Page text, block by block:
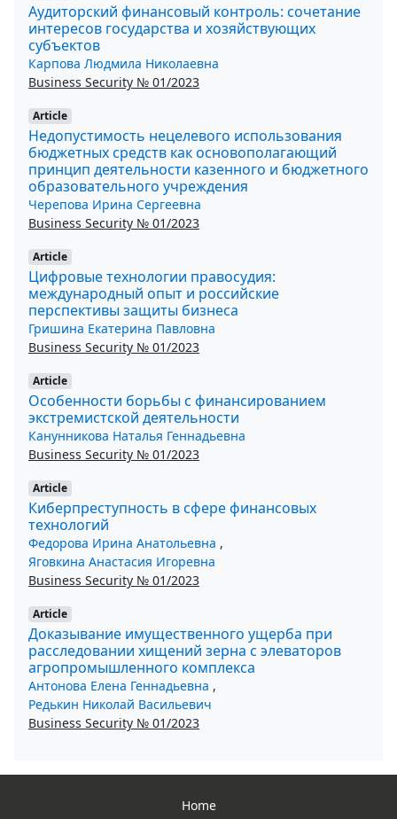
Аудиторский финансовый контроль: сочетание
интересов государства и хозяйствующих
субъектов
Карпова Людмила Николаевна
Business Security № 01/2023
Article
Недопустимость нецелевого использования
бюджетных средств как основополагающий
принцип деятельности казенного и бюджетного
образовательного учреждения
Черепова Ирина Сергеевна
Business Security № 01/2023
Article
Цифровые технологии правосудия:
международный опыт и российские
перспективы защиты бизнеса
Гришина Екатерина Павловна
Business Security № 01/2023
Article
Особенности борьбы с финансированием
экстремистской деятельности
Канунникова Наталья Геннадьевна
Business Security № 01/2023
Article
Киберпреступность в сфере финансовых
технологий
Федорова Ирина Анатольевна ,
Яговкина Анастасия Игоревна
Business Security № 01/2023
Article
Доказывание имущественного ущерба при
расследовании хищений зерна с элеваторов
агропромышленного комплекса
Антонова Елена Геннадьевна ,
Редькин Николай Васильевич
Business Security № 01/2023
Home